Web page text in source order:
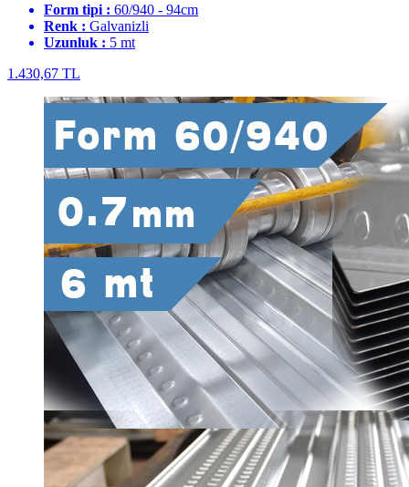
Form tipi : 60/940 - 94cm
Renk : Galvanizli
Uzunluk : 5 mt
1.430,67 TL